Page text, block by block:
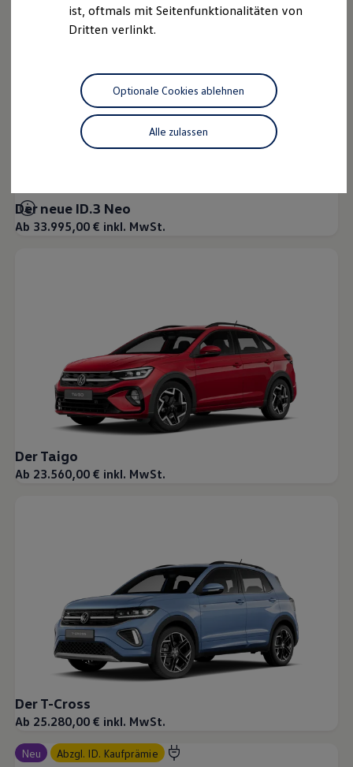
Software Updates
Service und Ersatzteile
Motorenöl und Flüssigkeiten
Räder und Reifen
Pannen- und Unfallhilfe
Economy Service
Volkswagen Teile
Zubehör
Entertainment und Elektronik
Individualisieren
Wallbox und Ladekabel
Vorgängermodelle
Kundeninformationen
Volkswagen Kundenbetreuung
Warn- und Kontrollleuchten
Assistenzsysteme
Digitale Betriebsanleitung
Live Beratung
Magazin
Familie
abzgl. ID. Kaufprämie
Der neue ID.3 Neo
Ab 33.995,00 € inkl. MwSt.
Der Taigo
Ab 23.560,00 € inkl. MwSt.
Der T-Cross
Ab 25.280,00 € inkl. MwSt.
Neu abzgl. ID. Kaufprämie
ist, oftmals mit Seitenfunktionalitäten von
Dritten verlinkt.
Alle zulassen
Optionale Cookies ablehnen